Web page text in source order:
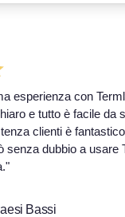
esperienza con
e tutto è facile da
clienti è
senza dubbio a usare
Bassi